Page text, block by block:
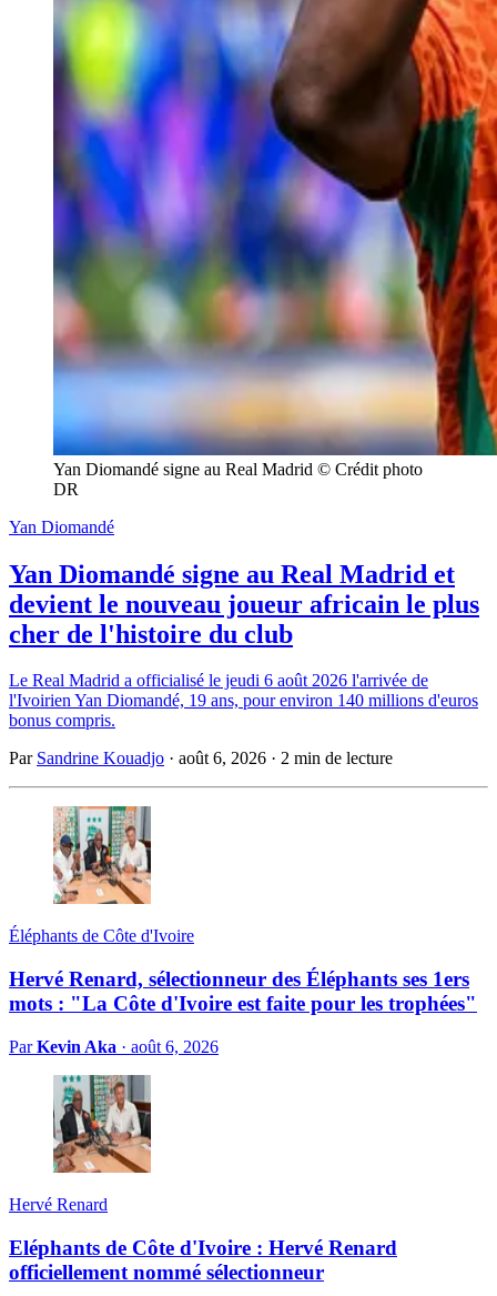
Yan Diomandé signe au Real Madrid © Crédit photo
DR
Yan Diomandé
Yan Diomandé signe au Real Madrid et
devient le nouveau joueur africain le plus
cher de l'histoire du club
Le Real Madrid a officialisé le jeudi 6 août 2026 l'arrivée de
l'Ivoirien Yan Diomandé, 19 ans, pour environ 140 millions d'euros
bonus compris.
Par Sandrine Kouadjo · août 6, 2026 · 2 min de lecture
Éléphants de Côte d'Ivoire
Hervé Renard, sélectionneur des Éléphants ses 1ers
mots : "La Côte d'Ivoire est faite pour les trophées"
ParKevin Aka · août 6, 2026
Hervé Renard
Eléphants de Côte d'Ivoire : Hervé Renard
officiellement nommé sélectionneur